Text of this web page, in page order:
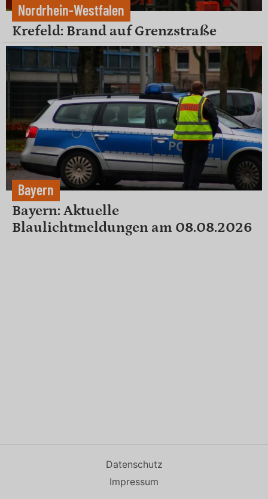
Nordrhein-Westfalen
Krefeld: Brand auf Grenzstraße
Bayern
Bayern: Aktuelle
Blaulichtmeldungen am 08.08.2026
Datenschutz
Impressum